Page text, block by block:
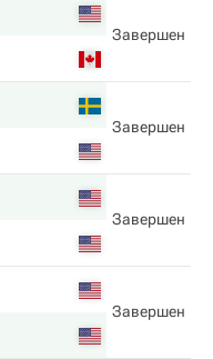
Завершен
Завершен
Завершен
Завершен